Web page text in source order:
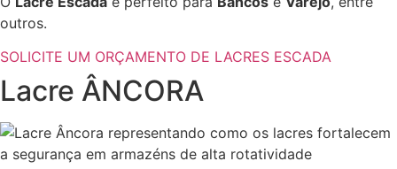
outros.
SOLICITE UM ORÇAMENTO DE LACRES ESCADA
Lacre ÂNCORA